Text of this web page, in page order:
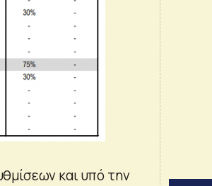
και υπό την